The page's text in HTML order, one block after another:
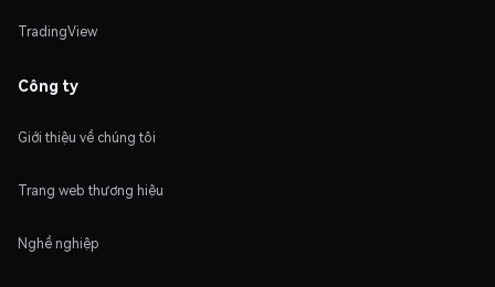
TradingView
Công ty
Giới thiệu về chúng tôi
Trang web thương hiệu
Nghề nghiệp